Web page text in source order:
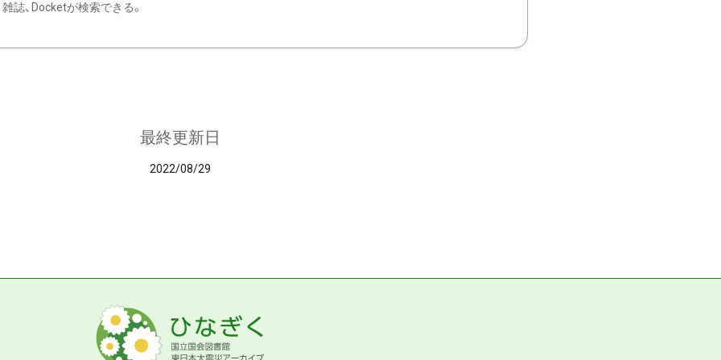
雑誌、Docketが検索できる。
最終更新日
2022/08/29